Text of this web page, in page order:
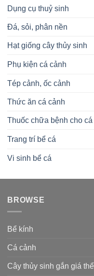
Dụng cụ thuỷ sinh
Đá, sỏi, phân nền
Hạt giống cây thủy sinh
Phụ kiện cá cảnh
Tép cảnh, ốc cảnh
Thức ăn cá cảnh
Thuốc chữa bệnh cho cá
Trang trí bể cá
Vi sinh bể cá
BROWSE
Bể kính
Cá cảnh
Cây thủy sinh gắn giá thể